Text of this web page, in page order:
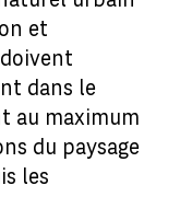
et
dans le
au maximum
du paysage
les